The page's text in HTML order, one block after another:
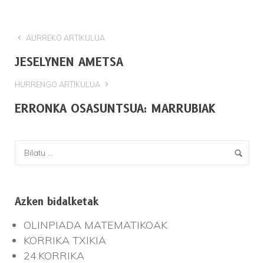
AURREKO ARTIKULUA
JESELYNEN AMETSA
HURRENGO ARTIKULUA
ERRONKA OSASUNTSUA: MARRUBIAK
Azken bidalketak
OLINPIADA MATEMATIKOAK
KORRIKA TXIKIA
24.KORRIKA